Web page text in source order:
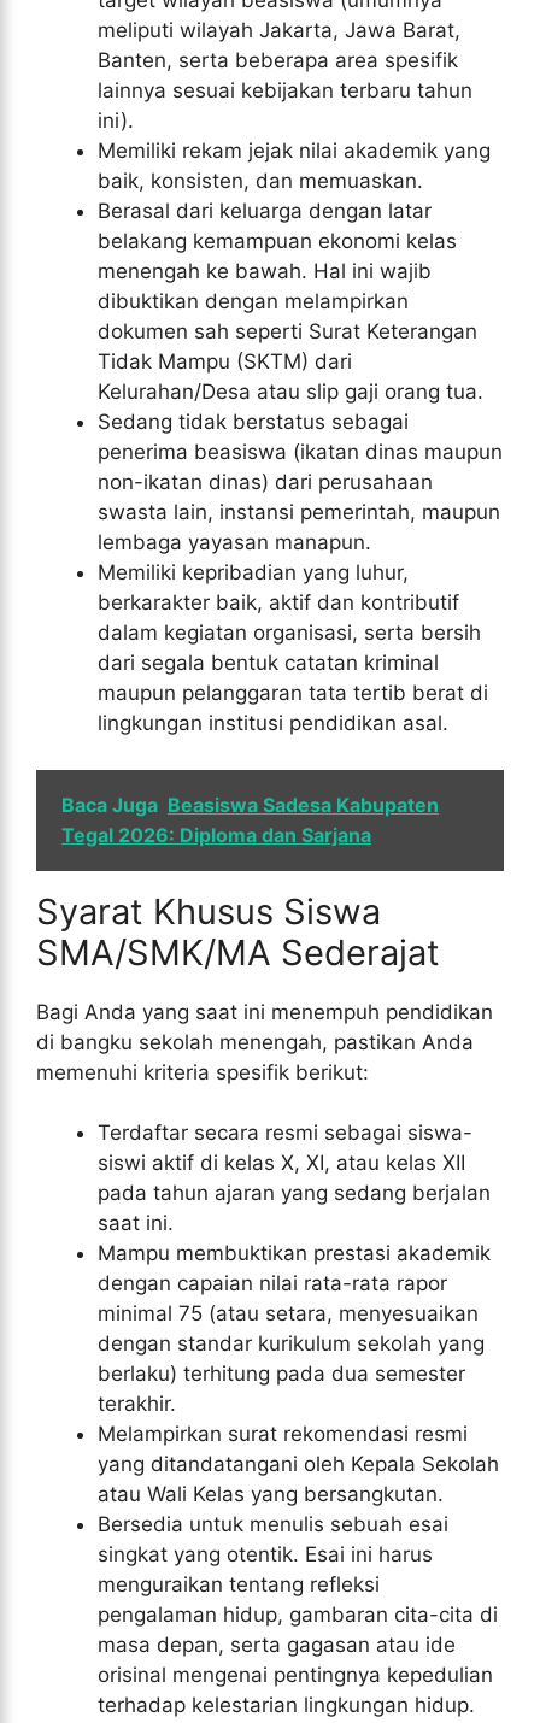
meliputi wilayah Jakarta, Jawa Barat,
Banten, serta beberapa area spesifik
lainnya sesuai kebijakan terbaru tahun
ini).
Memiliki rekam jejak nilai akademik yang
baik, konsisten, dan memuaskan.
Berasal dari keluarga dengan latar
belakang kemampuan ekonomi kelas
menengah ke bawah. Hal ini wajib
dibuktikan dengan melampirkan
dokumen sah seperti Surat Keterangan
Tidak Mampu (SKTM) dari
Kelurahan/Desa atau slip gaji orang tua.
Sedang tidak berstatus sebagai
penerima beasiswa (ikatan dinas maupun
non-ikatan dinas) dari perusahaan
swasta lain, instansi pemerintah, maupun
lembaga yayasan manapun.
Memiliki kepribadian yang luhur,
berkarakter baik, aktif dan kontributif
dalam kegiatan organisasi, serta bersih
dari segala bentuk catatan kriminal
maupun pelanggaran tata tertib berat di
lingkungan institusi pendidikan asal.
Baca Juga Beasiswa Sadesa Kabupaten
Tegal 2026: Diploma dan Sarjana
Syarat Khusus Siswa
SMA/SMK/MA Sederajat
Bagi Anda yang saat ini menempuh pendidikan
di bangku sekolah menengah, pastikan Anda
memenuhi kriteria spesifik berikut:
Terdaftar secara resmi sebagai siswa-
siswi aktif di kelas X, XI, atau kelas XII
pada tahun ajaran yang sedang berjalan
saat ini.
Mampu membuktikan prestasi akademik
dengan capaian nilai rata-rata rapor
minimal 75 (atau setara, menyesuaikan
dengan standar kurikulum sekolah yang
berlaku) terhitung pada dua semester
terakhir.
Melampirkan surat rekomendasi resmi
yang ditandatangani oleh Kepala Sekolah
atau Wali Kelas yang bersangkutan.
Bersedia untuk menulis sebuah esai
singkat yang otentik. Esai ini harus
menguraikan tentang refleksi
pengalaman hidup, gambaran cita-cita di
masa depan, serta gagasan atau ide
orisinal mengenai pentingnya kepedulian
terhadap kelestarian lingkungan hidup.